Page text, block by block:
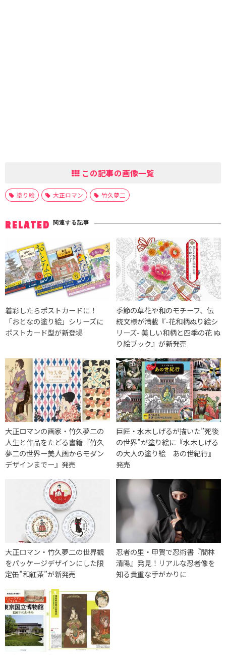
この記事の画像一覧
塗り絵 大正ロマン 竹久夢二
RELATED 関連する記事
着彩したらポストカードに！
「おとなの塗り絵」シリーズに
ポストカード型が新登場
季節の草花や和のモチーフ、伝
統文様が満載『-花和柄ぬり絵シ
リーズ- 美しい和柄と四季の花 ぬ
り絵ブック』が新発売
大正ロマンの画家・竹久夢二の
人生と作品をたどる書籍『竹久
夢二の世界ー美人画からモダン
デザインまでー』発売
巨匠・水木しげるが描いた”死後
の世界”が塗り絵に『水木しげる
の大人の塗り絵 あの世紀行』
発売
大正ロマン・竹久夢二の世界観
をパッケージデザインにした限
定缶”和紅茶”が新発売
忍者の里・甲賀で忍術書『間林
清陽』発見！リアルな忍者像を
知る貴重な手がかりに